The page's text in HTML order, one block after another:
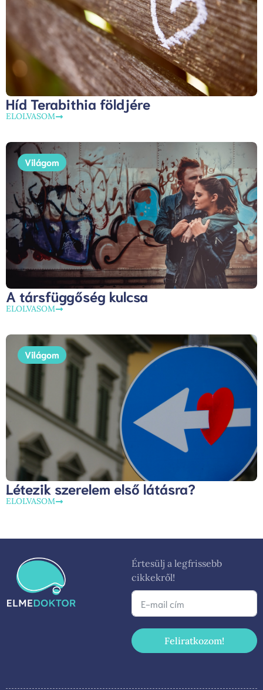
Híd Terabithia földjére
ELOLVASOM
Világom
A társfüggőség kulcsa
ELOLVASOM
Világom
Létezik szerelem első látásra?
ELOLVASOM
Értesülj a legfrissebb
cikkekről!
Feliratkozom!